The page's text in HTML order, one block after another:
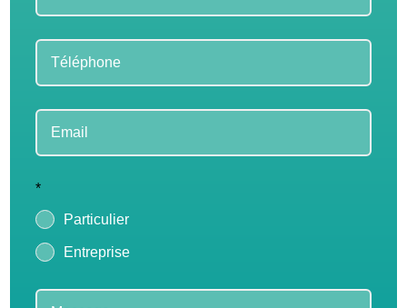
*
Particulier
Entreprise